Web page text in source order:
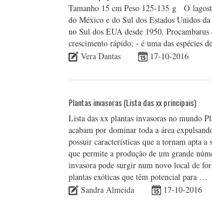
Tamanho 15 cm Peso 125-135 g O
do México e do Sul dos Estados Unidos
no Sul dos EUA desde 1950.
crescimento rápido; - é uma das espécies
Vera Dantas
17-10-2016
Plantas invasoras (Lista das xx principais)
Lista das xx plantas invasoras no mundo
acabam por dominar toda a área
possuir características que a tornam apta
que permite a produção de um grande
invasora pode surgir num novo local de
plantas exóticas que têm potencial para …
Sandra Almeida
17-10-2016